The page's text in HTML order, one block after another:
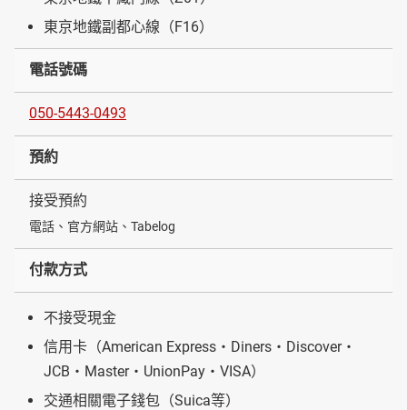
東京地鐵副都心線（F16）
電話號碼
050-5443-0493
預約
接受預約
電話、官方網站、Tabelog
付款方式
不接受現金
信用卡（American Express・Diners・Discover・
JCB・Master・UnionPay・VISA）
交通相關電子錢包（Suica等）